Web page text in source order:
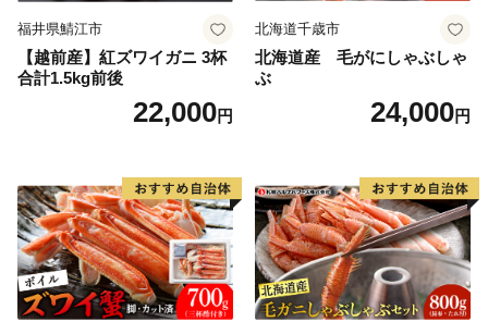
福井県鯖江市
【越前産】紅ズワイガニ 3杯
合計1.5kg前後
22,000円
北海道千歳市
北海道産 毛がにしゃぶしゃ
ぶ
24,000円